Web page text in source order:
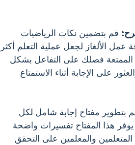
قم بتضمين نكات الرياضيات
عمل الألغاز لجعل عملية التعلم أكثر
الممتعة فصلك على التفاعل بشكل
على الإجابة أثناء الاستمتاع
بتطوير مفتاح إجابة شامل لكل
هذا المفتاح تفسيرات واضحة
والمعلمين على التحقق